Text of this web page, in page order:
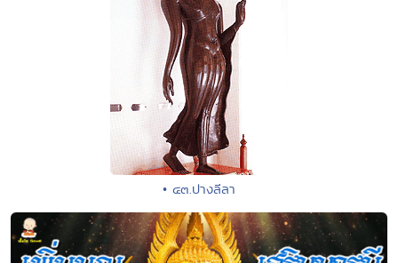
• ๔๓.ปางลีลา